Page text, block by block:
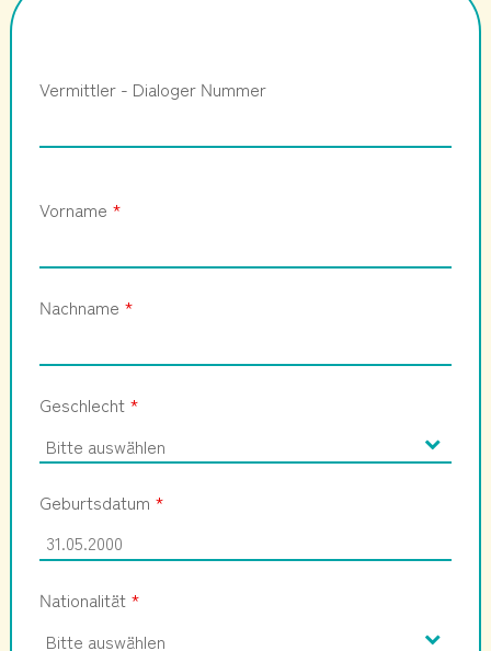
Vermittler - Dialoger Nummer
Vorname *
Nachname *
Geschlecht *
Geburtsdatum *
Nationalität *